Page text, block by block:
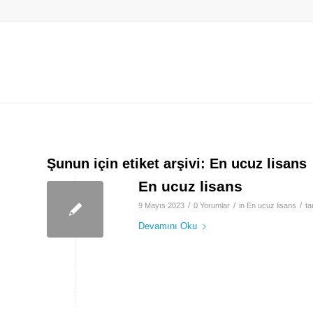
Şunun için etiket arşivi: En ucuz lisans
En ucuz lisans
9 Mayıs 2023 / 0 Yorumlar / in En ucuz lisans /
Devamını Oku